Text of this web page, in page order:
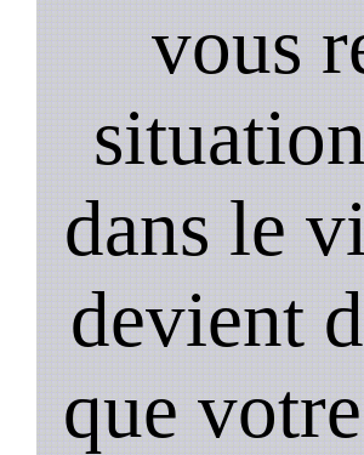
vous
dans le
devient
que